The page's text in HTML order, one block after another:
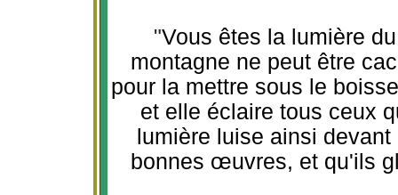
"Vous êtes la lumière
montagne ne peut être
pour la mettre sous le
et elle éclaire tous ceux
lumière luise ainsi
bonnes œuvres, et qu'ils